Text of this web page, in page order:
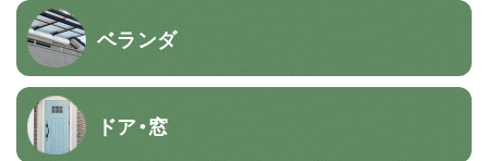
ベランダ
ドア・窓